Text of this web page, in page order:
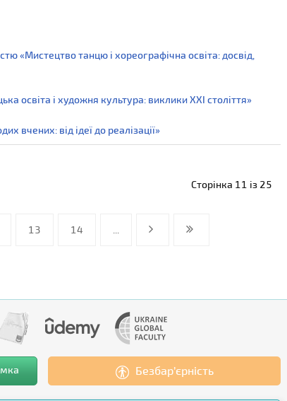
«Мистецтво танцю і хореографічна освіта: досвід,
освіта і художня культура: виклики ХХІ століття»
вчених: від ідеї до реалізації»
Сторінка 11 із 25
13 14
Безбар’єрність